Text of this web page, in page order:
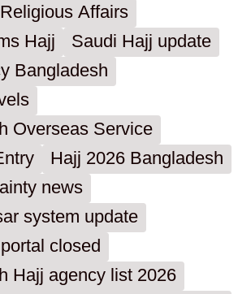
Affairs
Hajj
Saudi Hajj update
Bangladesh
Overseas Service
Hajj 2026 Bangladesh
news
system update
closed
Hajj agency list 2026